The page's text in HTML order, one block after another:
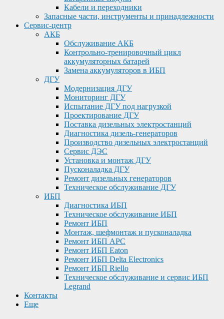
Кабели и переходники
Запасные части, инструменты и принадлежности
Сервис-центр
АКБ
Обслуживание АКБ
Контрольно-тренировочный цикл
аккумуляторных батарей
Замена аккумуляторов в ИБП
ДГУ
Модернизация ДГУ
Мониторинг ДГУ
Испытание ДГУ под нагрузкой
Проектирование ДГУ
Поставка дизельных электростанций
Диагностика дизель-генераторов
Производство дизельных электростанций
Сервис ДЭС
Установка и монтаж ДГУ
Пусконаладка ДГУ
Ремонт дизельных генераторов
Техническое обслуживание ДГУ
ИБП
Диагностика ИБП
Техническое обслуживание ИБП
Ремонт ИБП
Монтаж, шефмонтаж и пусконаладка
Ремонт ИБП APC
Ремонт ИБП Eaton
Ремонт ИБП Delta Electronics
Ремонт ИБП Riello
Техническое обслуживание и сервис ИБП
Legrand
Контакты
Еще